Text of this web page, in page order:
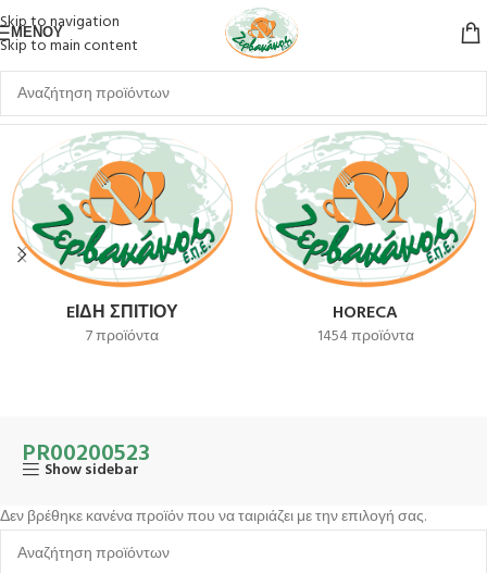
Skip to navigation
Skip to main content
ΜΕΝΟΎ
Αρχική σελίδα Προϊόν SKU PR00200523
EΊΔΗ ΣΠΙΤΙΟΎ
7 προϊόντα
HORECA
1454 προϊόντα
PR00200523
Show sidebar
Δεν βρέθηκε κανένα προϊόν που να ταιριάζει με την επιλογή σας.